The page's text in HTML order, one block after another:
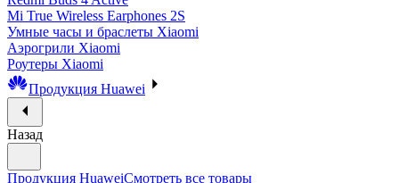
Mi True Wireless Earphones 2S
Умные часы и браслеты Xiaomi
Аэрогрили Xiaomi
Роутеры Xiaomi
Продукция Huawei
Назад
Продукция HuaweiСмотреть все товары